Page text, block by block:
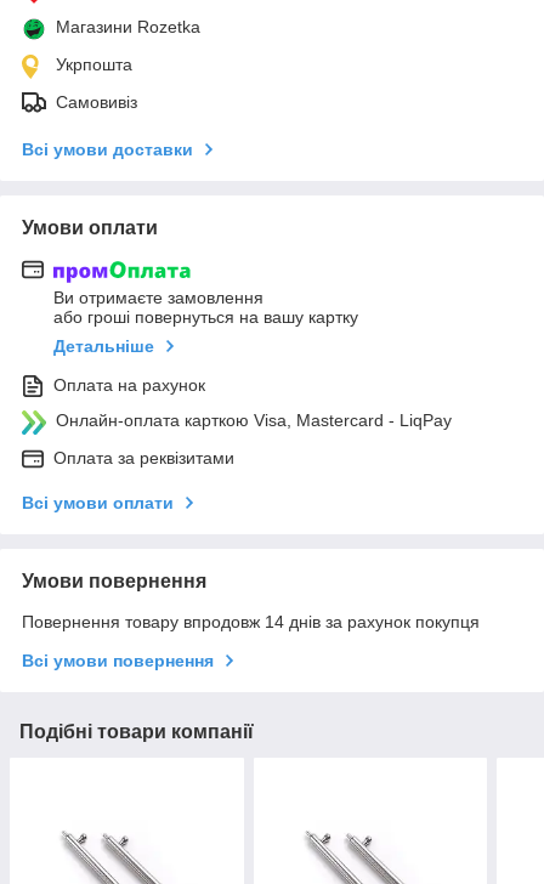
Магазини Rozetka
Укрпошта
Самовивіз
Всі умови доставки
Умови оплати
Ви отримаєте замовлення
або гроші повернуться на вашу картку
Детальніше
Оплата на рахунок
Онлайн-оплата карткою Visa, Mastercard - LiqPay
Оплата за реквізитами
Всі умови оплати
Умови повернення
Повернення товару впродовж 14 днів за рахунок покупця
Всі умови повернення
Подібні товари компанії